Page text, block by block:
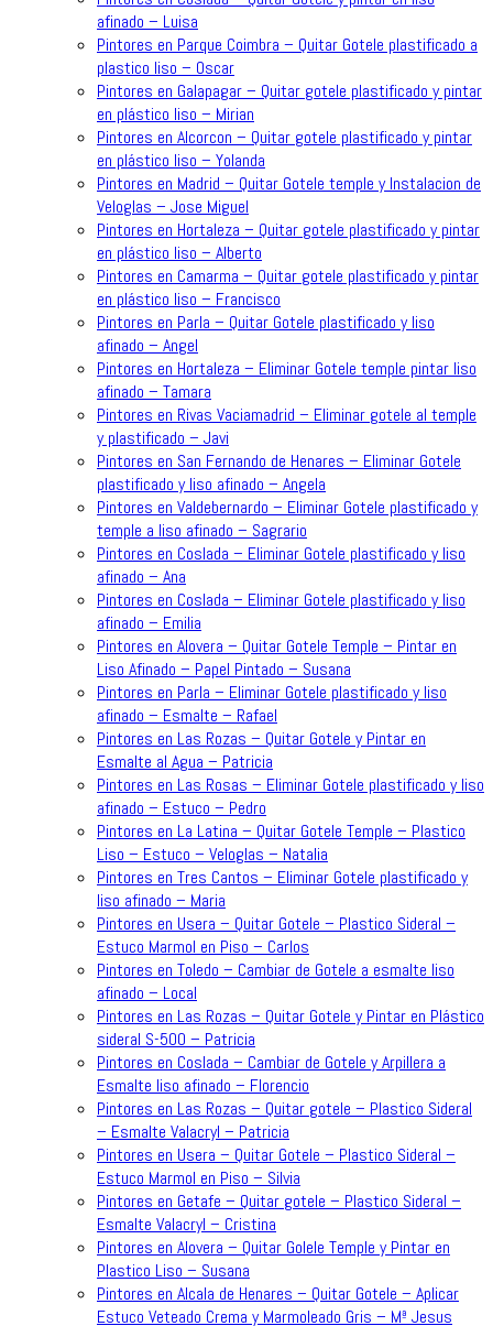
afinado – Luisa
Pintores en Parque Coimbra – Quitar Gotele plastificado a
plastico liso – Oscar
Pintores en Galapagar – Quitar gotele plastificado y pintar
en plástico liso – Mirian
Pintores en Alcorcon – Quitar gotele plastificado y pintar
en plástico liso – Yolanda
Pintores en Madrid – Quitar Gotele temple y Instalacion de
Veloglas – Jose Miguel
Pintores en Hortaleza – Quitar gotele plastificado y pintar
en plástico liso – Alberto
Pintores en Camarma – Quitar gotele plastificado y pintar
en plástico liso – Francisco
Pintores en Parla – Quitar Gotele plastificado y liso
afinado – Angel
Pintores en Hortaleza – Eliminar Gotele temple pintar liso
afinado – Tamara
Pintores en Rivas Vaciamadrid – Eliminar gotele al temple
y plastificado – Javi
Pintores en San Fernando de Henares – Eliminar Gotele
plastificado y liso afinado – Angela
Pintores en Valdebernardo – Eliminar Gotele plastificado y
temple a liso afinado – Sagrario
Pintores en Coslada – Eliminar Gotele plastificado y liso
afinado – Ana
Pintores en Coslada – Eliminar Gotele plastificado y liso
afinado – Emilia
Pintores en Alovera – Quitar Gotele Temple – Pintar en
Liso Afinado – Papel Pintado – Susana
Pintores en Parla – Eliminar Gotele plastificado y liso
afinado – Esmalte – Rafael
Pintores en Las Rozas – Quitar Gotele y Pintar en
Esmalte al Agua – Patricia
Pintores en Las Rosas – Eliminar Gotele plastificado y liso
afinado – Estuco – Pedro
Pintores en La Latina – Quitar Gotele Temple – Plastico
Liso – Estuco – Veloglas – Natalia
Pintores en Tres Cantos – Eliminar Gotele plastificado y
liso afinado – Maria
Pintores en Usera – Quitar Gotele – Plastico Sideral –
Estuco Marmol en Piso – Carlos
Pintores en Toledo – Cambiar de Gotele a esmalte liso
afinado – Local
Pintores en Las Rozas – Quitar Gotele y Pintar en Plástico
sideral S-500 – Patricia
Pintores en Coslada – Cambiar de Gotele y Arpillera a
Esmalte liso afinado – Florencio
Pintores en Las Rozas – Quitar gotele – Plastico Sideral
– Esmalte Valacryl – Patricia
Pintores en Usera – Quitar Gotele – Plastico Sideral –
Estuco Marmol en Piso – Silvia
Pintores en Getafe – Quitar gotele – Plastico Sideral –
Esmalte Valacryl – Cristina
Pintores en Alovera – Quitar Golele Temple y Pintar en
Plastico Liso – Susana
Pintores en Alcala de Henares – Quitar Gotele – Aplicar
Estuco Veteado Crema y Marmoleado Gris – Mª Jesus